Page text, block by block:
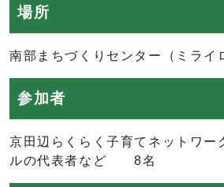
場所
南部まちづくりセンター（ミライ
参加者
京田辺らくらく子育てネットワー
ルの代表者など 8名